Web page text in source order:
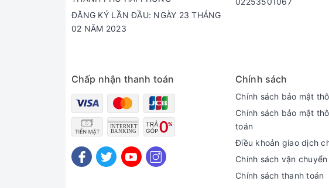
THÔNG SỐ KỸ THUẬT CỦA XE ĐIỆN MIMA Q10
– Cỡ lốp: 14 inch – lốp không xăm – Động cơ: 600w- không chổi
ĐĂNG KÝ LẦN ĐẦU: NGÀY 23 THÁNG
02 NĂM 2023
Chấp nhận thanh toán Chính sách
Chính sách bảo mật
Chính sách bảo mật
toán
Điều khoản giao dịch
Chính sách vận
Chính sách thanh toán